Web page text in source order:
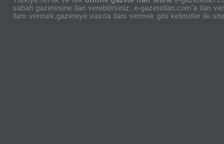
sabah gazetesine ilan verebilirsiniz. e-gazeteilan.com'a ilan
ilanı vermek,gazeteye vasıta ilanı vermek gibi kelimeler ile